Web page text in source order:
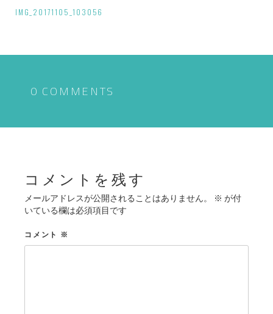
投
ナ
シ
IMG_20171105_103056
0 COMMENTS
コメントを残す
メールアドレスが公開されることはありません。 ※ が付
いている欄は必須項目です
コメント ※